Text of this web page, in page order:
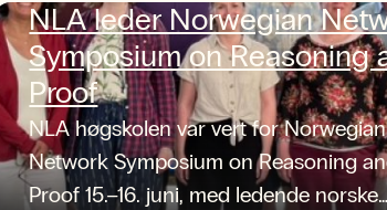
NLA leder Norwegian
Symposium on Reasoning
Proof
NLA høgskolen var vert for Norwegian
Network Symposium on Reasoning
Proof 15.–16. juni, med ledende norske